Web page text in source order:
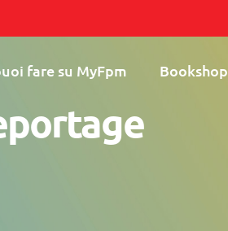
fare su MyFpm Bookshop